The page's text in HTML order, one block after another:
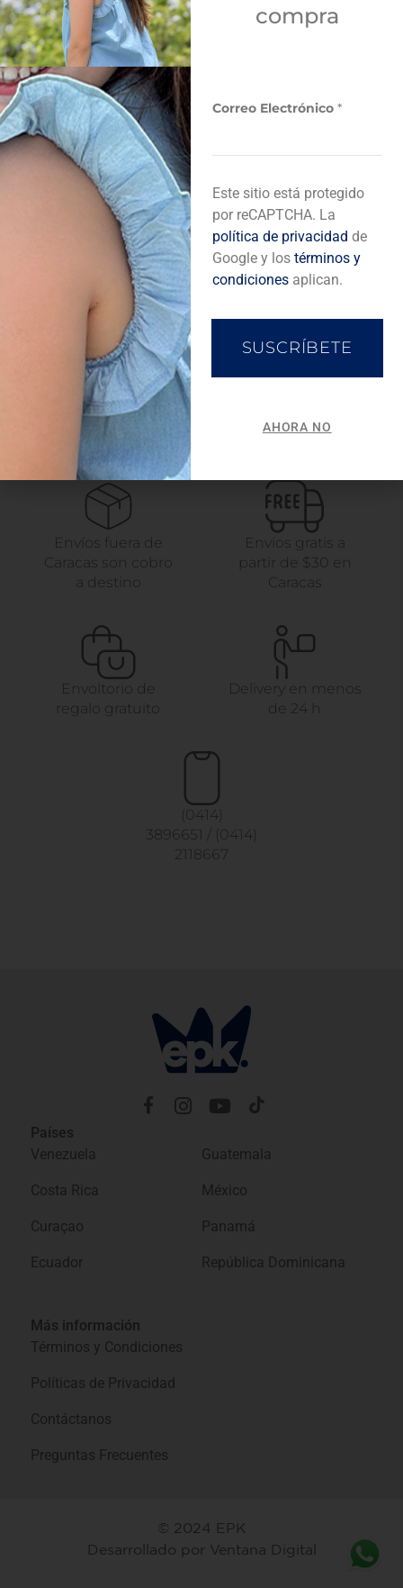
Añadir a bolsa de compra
Descripción del producto
Completa tu look
Envíos fuera de
Caracas son cobro
a destino
Envíos gratis a
partir de $30 en
Caracas
Envoltorio de
regalo gratuito
Delivery en menos
de 24 h
(0414)
3896651
(0414)
2118667
Países
Venezuela
Costa Rica
Curaçao
Ecuador
Guatemala
México
Panamá
República Dominicana
Más información
Términos y Condiciones
Políticas de Privacidad
Contáctanos
Preguntas Frecuentes
© 2024 EPK
Desarrollado por Ventana Digital
compra
l
ó
n
i
c
o
C
r
Correo Electrónico *
Este sitio está protegido
por reCAPTCHA. La
política de privacidad de
Google y los términos y
condicionesaplican.
SUSCRÍBETE
AHORA NO